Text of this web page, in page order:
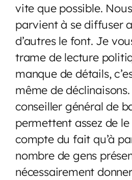
vite que possible.
parvient à se diffuser
d’autres le font. Je
trame de lecture
manque de détails,
même de
conseiller général de
permettent assez de le
compte du fait qu’à
nombre de gens
nécessairement